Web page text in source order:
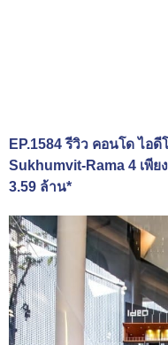
EP.1584 รีวิว คอนโด ไอ
Sukhumvit-Rama 4 เพีย
3.59 ล้าน*